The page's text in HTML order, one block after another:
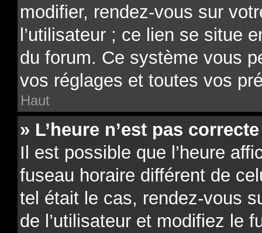
modifier, rendez-vous sur
l’utilisateur ; ce lien se situe
du forum. Ce système vous
vos réglages et toutes vos
Haut
» L’heure n’est pas
Il est possible que l’heure
fuseau horaire différent de
tel était le cas, rendez-vous
de l’utilisateur et modifiez le